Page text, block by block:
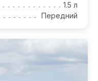
1.5 л
Передний